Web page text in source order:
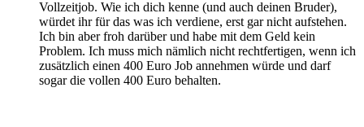
Vollzeitjob. Wie ich dich kenne (und auch deinen Bruder),
würdet ihr für das was ich verdiene, erst gar nicht aufstehen.
Ich bin aber froh darüber und habe mit dem Geld kein
Problem. Ich muss mich nämlich nicht rechtfertigen, wenn ich
zusätzlich einen 400 Euro Job annehmen würde und darf
sogar die vollen 400 Euro behalten.